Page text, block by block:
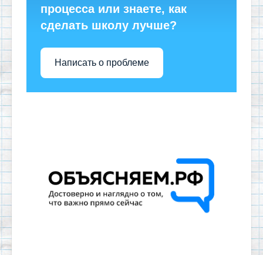
процесса или знаете, как
сделать школу лучше?
Написать о проблеме